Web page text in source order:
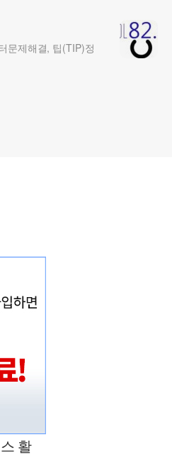
문제해결, 팁(TIP)정
활